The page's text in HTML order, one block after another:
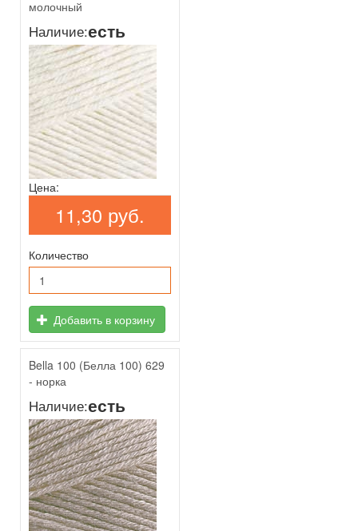
молочный
Наличие:есть
Цена:
11,30 руб.
Количество
Добавить в корзину
Bella 100 (Белла 100) 629
- норка
Наличие:есть